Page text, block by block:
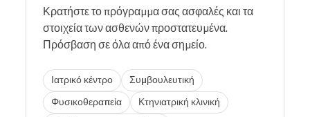
Κρατήστε το πρόγραμμα σας ασφαλές και τα
στοιχεία των ασθενών προστατευμένα.
Πρόσβαση σε όλα από ένα σημείο.
Ιατρικό κέντρο
Συμβουλευτική
Φυσικοθεραπεία
Κτηνιατρική κλινική